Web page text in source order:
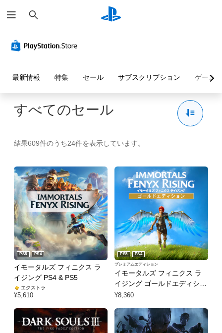
索
最新情報 特集 セール サブスクリプション ゲーム
すべてのセール
結果609件のうち24件を表示しています。
イモータルズ フィニクス ラ
イジング PS4 & PS5
PS5 PS4
エクストラ
¥5,610
イモータルズ フィニクス ラ
イジング ゴールドエディショ
ン PS4 & PS5
PS5 PS4
プレミアムエディション
¥8,360